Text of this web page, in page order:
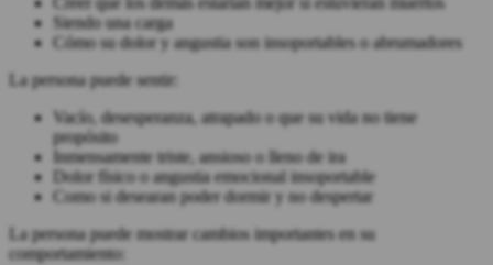
Siendo una carga
Cómo su dolor y angustia son insoportables o abrumadores
La persona puede sentir:
Vacío, desesperanza, atrapado o que su vida no tiene
propósito
Inmensamente triste, ansioso o lleno de ira
Dolor físico o angustia emocional insoportable
Como si desearan poder dormir y no despertar
La persona puede mostrar cambios importantes en su
comportamiento: